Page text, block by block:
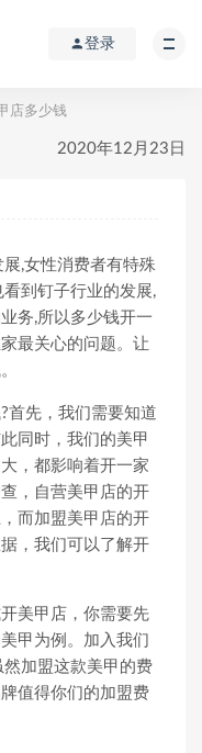
登录
店多少钱
2020年12月23日
,女性消费者有特殊
到钉子行业的发展,
务,所以多少钱开一
最关心的问题。让
先，我们需要知道
同时，我们的美甲
，都影响着开一家
，自营美甲店的开
而加盟美甲店的开
，我们可以了解开
美甲店，你需要先
甲为例。加入我们
加盟这款美甲的费
值得你们的加盟费